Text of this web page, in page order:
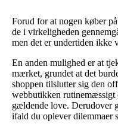
Forud for at nogen køber
de i virkeligheden
men det er undertiden ikke
En anden mulighed er at
mærket, grundet at det
shoppen tilslutter sig den
webbutikken rutinemæssigt
gældende love. Derudover
ifald du oplever dilemmaer